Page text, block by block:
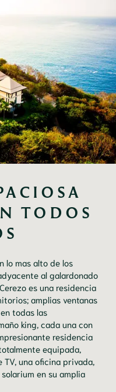
TODOS
lo mas alto de los
al galardonado
es una residencia
amplias ventanas
todas las
king, cada una con
residencia
equipada,
una oficina privada,
en su amplia